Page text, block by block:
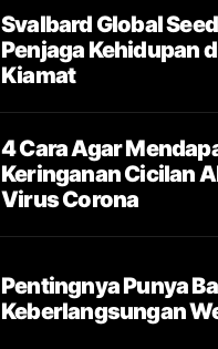
Svalbard Global
Penjaga Kehidupan
Kiamat
4 Cara Agar
Keringanan Cicilan
Virus Corona
Pentingnya Punya
Keberlangsungan